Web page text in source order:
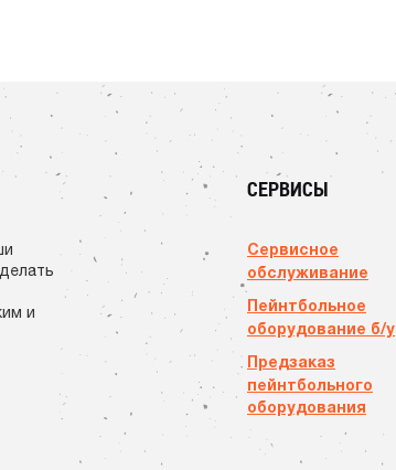
СЕРВИСЫ
Сервисное
обслуживание
Пейнтбольное
оборудование б/у
Предзаказ
пейнтбольного
оборудования
и